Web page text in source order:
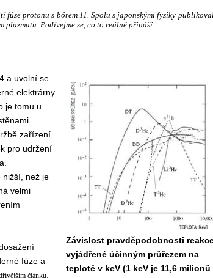
fúze protonu s bórem 11. Spolu s japonskými fyziky
plazmatu. Podívejme se, co to reálně přináší.
Závislost pravděpodobnosti
vyjádřené účinným průřezem na
teplotě v keV (1 keV je 11,6 milionů
a uvolní se
elektrárny
je tomu u
zařízení.
pro udržení
nižší, než je
velmi
fúze a
článku,